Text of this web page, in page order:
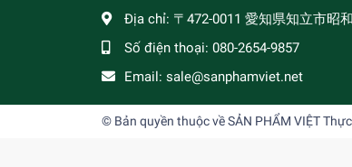
Địa chỉ: 〒472-0011 愛知県知立市昭
Số điện thoại: 080-2654-9857
Email: sale@sanphamviet.net
© Bản quyền thuộc vềSẢN PHẨM VIỆT